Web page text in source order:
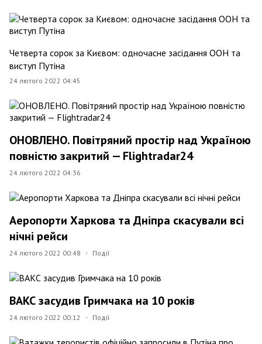
Четверта сорок за Києвом: одночасне засідання ООН та
виступ Путіна
24 лютого 2022 04:45
ОНОВЛЕНО. Повітряний простір над Україною
повністю закритий — Flightradar24
24 лютого 2022 04:36
Аеропорти Харкова та Дніпра скасували всі
нічні рейси
24 лютого 2022 00:48 Події
ВАКС засудив Гримчака на 10 років
24 лютого 2022 00:12 Події